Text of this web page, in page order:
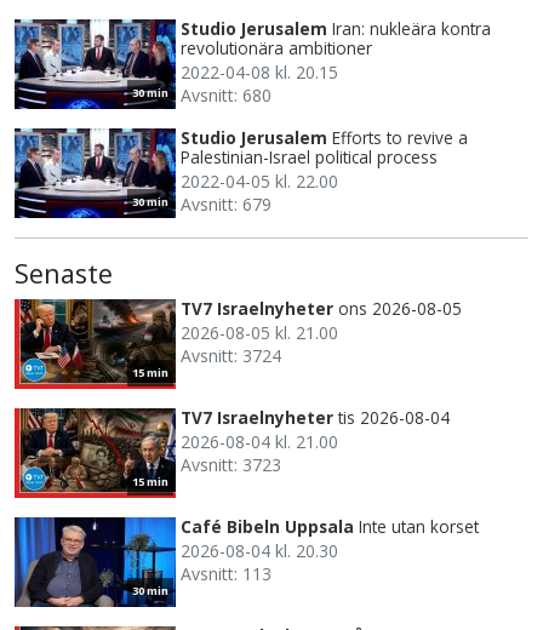
30 min
Studio Jerusalem Iran: nukleära kontra
revolutionära ambitioner
2022-04-08 kl. 20.15
Avsnitt: 680
30 min
Studio Jerusalem Efforts to revive a
Palestinian-Israel political process
2022-04-05 kl. 22.00
Avsnitt: 679
Senaste
15 min
TV7 Israelnyheter ons 2026-08-05
2026-08-05 kl. 21.00
Avsnitt: 3724
15 min
TV7 Israelnyheter tis 2026-08-04
2026-08-04 kl. 21.00
Avsnitt: 3723
30 min
Café Bibeln Uppsala Inte utan korset
2026-08-04 kl. 20.30
Avsnitt: 113